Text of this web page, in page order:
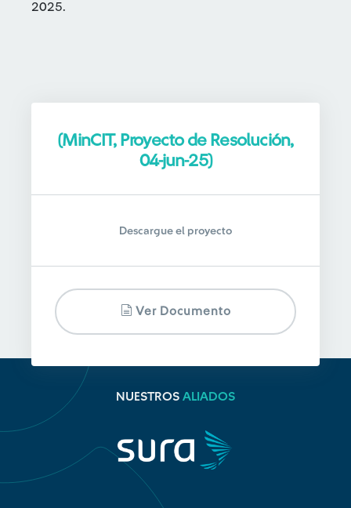
2025.
(MinCIT, Proyecto de Resolución,
04-jun-25)
Descargue el proyecto
Ver Documento
NUESTROS ALIADOS